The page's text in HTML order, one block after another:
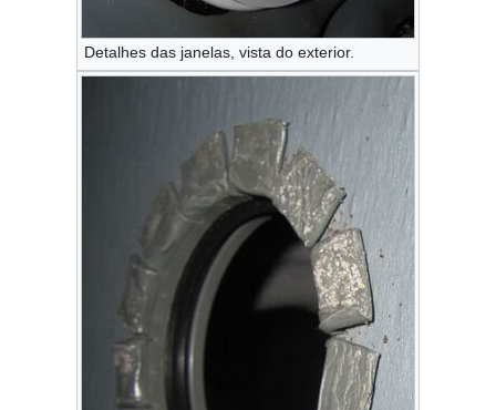
Detalhes das janelas, vista do exterior.